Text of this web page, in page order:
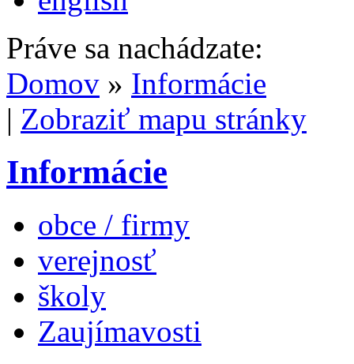
Práve sa nachádzate:
Domov » Informácie
| Zobraziť mapu stránky
Informácie
obce / firmy
verejnosť
školy
Zaujímavosti